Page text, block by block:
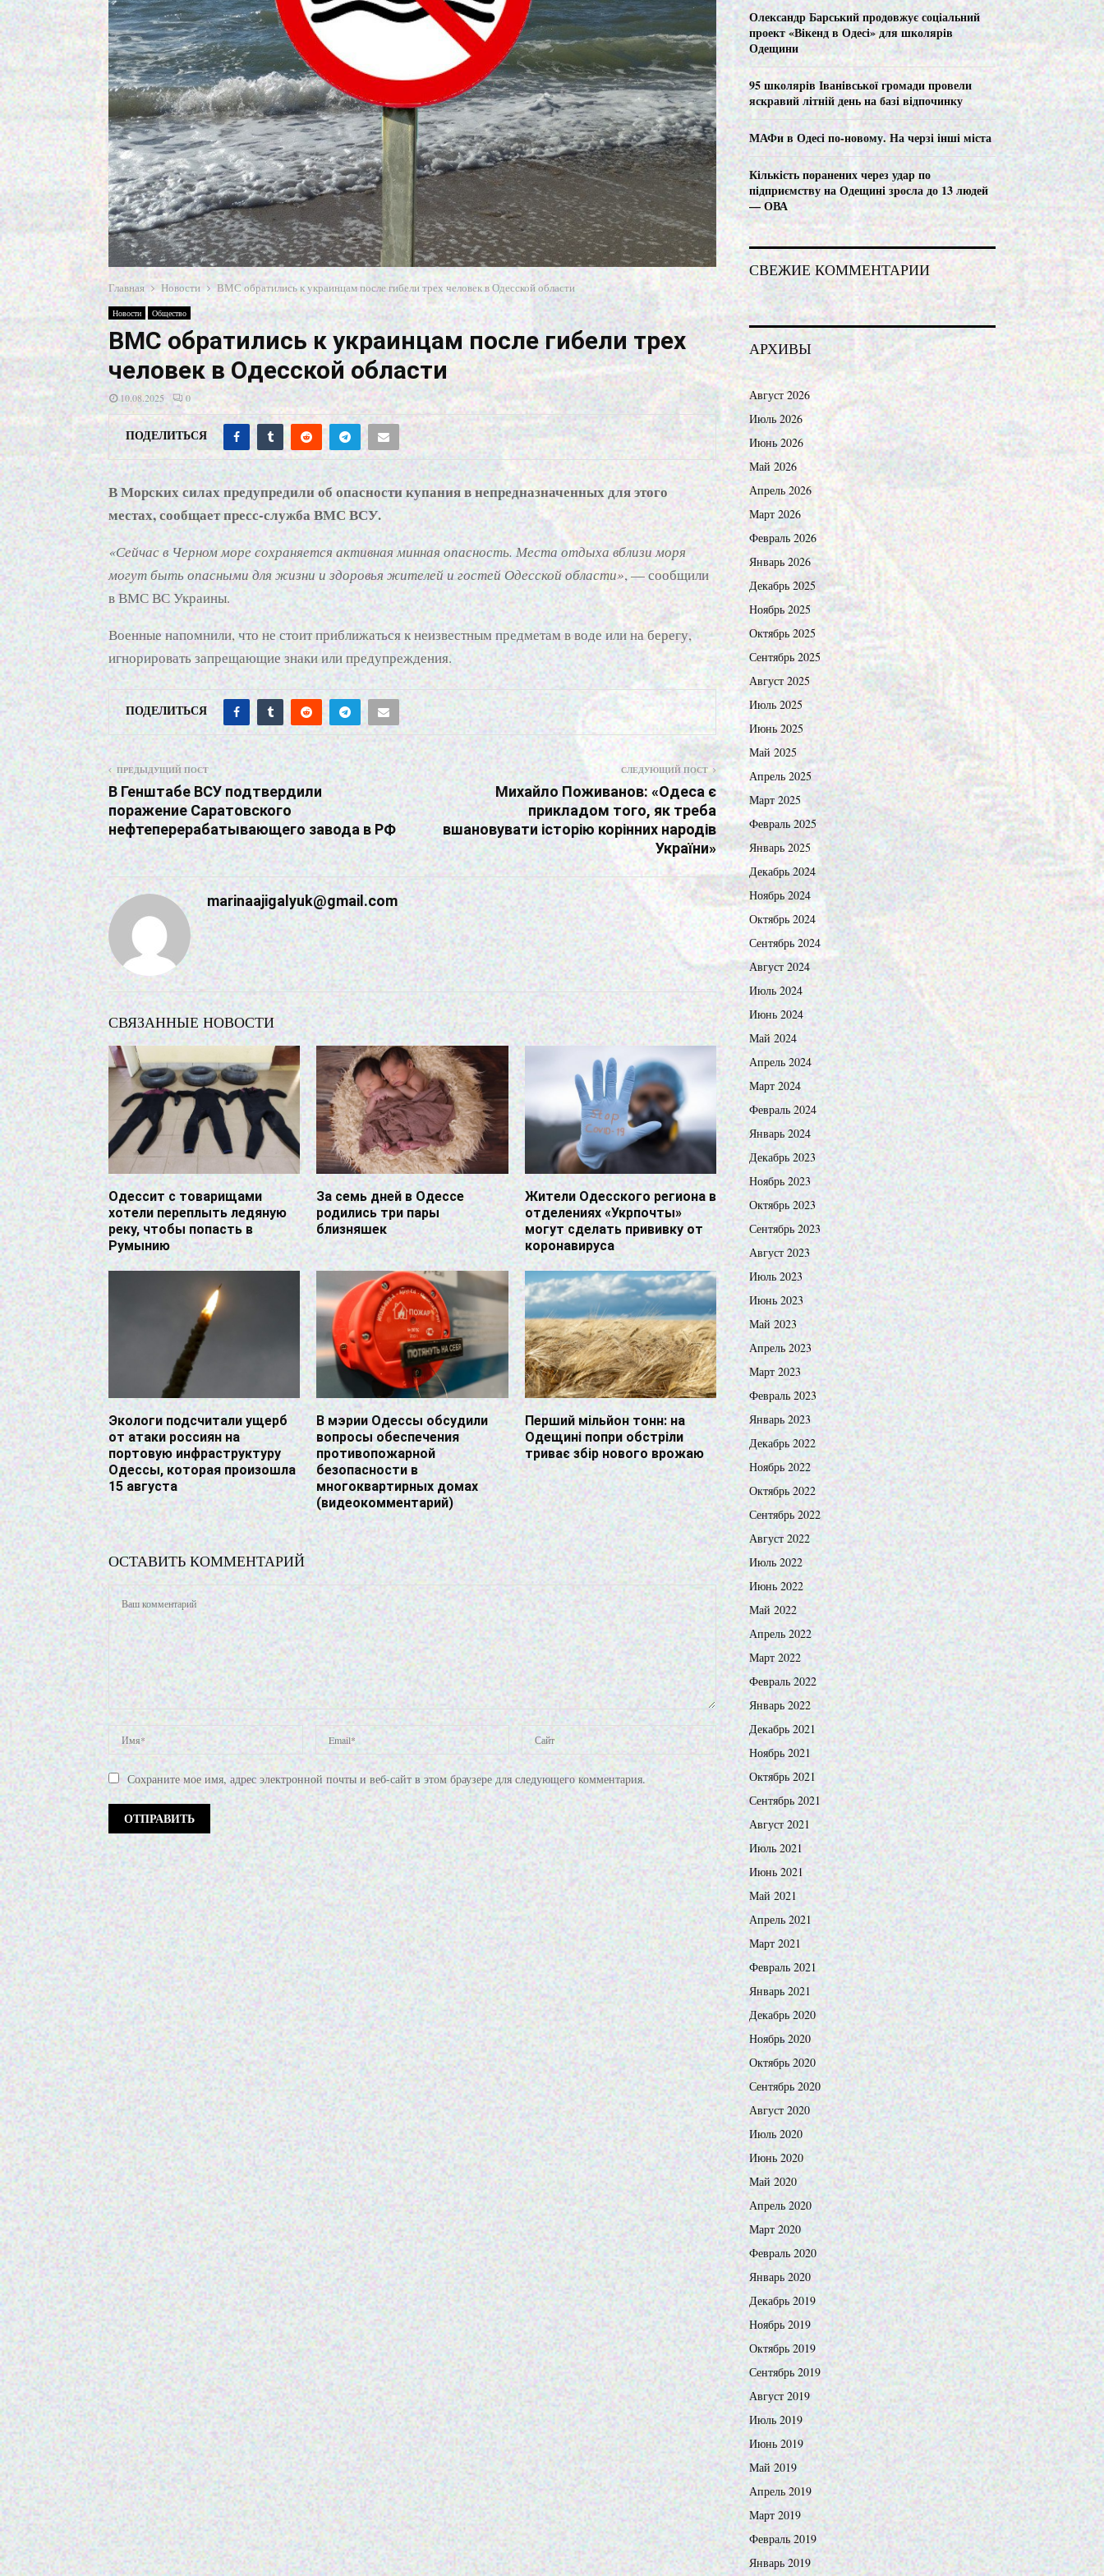
Главная Новости ВМС обратились к украинцам после гибели трех человек в Одесской области
Новости Общество
ВМС обратились к украинцам после гибели трех
человек в Одесской области
10.08.2025 0
ПОДЕЛИТЬСЯ
В Морских силах предупредили об опасности купания в непредназначенных для этого
местах, сообщает пресс-служба ВМС ВСУ.
«Сейчас в Черном море сохраняется активная минная опасность. Места отдыха вблизи моря
могут быть опасными для жизни и здоровья жителей и гостей Одесской области», — сообщили
в ВМС ВС Украины.
Военные напомнили, что не стоит приближаться к неизвестным предметам в воде или на берегу,
игнорировать запрещающие знаки или предупреждения.
ПОДЕЛИТЬСЯ
ПРЕДЫДУЩИЙ ПОСТ
В Генштабе ВСУ подтвердили
поражение Саратовского
нефтеперерабатывающего завода в РФ
СЛЕДУЮЩИЙ ПОСТ
Михайло Поживанов: «Одеса є
прикладом того, як треба
вшановувати історію корінних народів
України»
marinaajigalyuk@gmail.com
СВЯЗАННЫЕ НОВОСТИ
Одессит с товарищами
хотели переплыть ледяную
реку, чтобы попасть в
Румынию
За семь дней в Одессе
родились три пары
близняшек
Жители Одесского региона в
отделениях «Укрпочты»
могут сделать прививку от
коронавируса
Экологи подсчитали ущерб
от атаки россиян на
портовую инфраструктуру
Одессы, которая произошла
15 августа
В мэрии Одессы обсудили
вопросы обеспечения
противопожарной
безопасности в
многоквартирных домах
(видеокомментарий)
Перший мільйон тонн: на
Одещині попри обстріли
триває збір нового врожаю
ОСТАВИТЬ КОММЕНТАРИЙ
Сохраните мое имя, адрес электронной почты и веб-сайт в этом браузере для следующего комментария.
C
H
Олександр Барський продовжує соціальний
проект «Вікенд в Одесі» для школярів
Одещини
95 школярів Іванівської громади провели
яскравий літній день на базі відпочинку
МАФи в Одесі по-новому. На черзі інші міста
Кількість поранених через удар по
підприємству на Одещині зросла до 13 людей
— ОВА
СВЕЖИЕ КОММЕНТАРИИ
АРХИВЫ
Август 2026
Июль 2026
Июнь 2026
Май 2026
Апрель 2026
Март 2026
Февраль 2026
Январь 2026
Декабрь 2025
Ноябрь 2025
Октябрь 2025
Сентябрь 2025
Август 2025
Июль 2025
Июнь 2025
Май 2025
Апрель 2025
Март 2025
Февраль 2025
Январь 2025
Декабрь 2024
Ноябрь 2024
Октябрь 2024
Сентябрь 2024
Август 2024
Июль 2024
Июнь 2024
Май 2024
Апрель 2024
Март 2024
Февраль 2024
Январь 2024
Декабрь 2023
Ноябрь 2023
Октябрь 2023
Сентябрь 2023
Август 2023
Июль 2023
Июнь 2023
Май 2023
Апрель 2023
Март 2023
Февраль 2023
Январь 2023
Декабрь 2022
Ноябрь 2022
Октябрь 2022
Сентябрь 2022
Август 2022
Июль 2022
Июнь 2022
Май 2022
Апрель 2022
Март 2022
Февраль 2022
Январь 2022
Декабрь 2021
Ноябрь 2021
Октябрь 2021
Сентябрь 2021
Август 2021
Июль 2021
Июнь 2021
Май 2021
Апрель 2021
Март 2021
Февраль 2021
Январь 2021
Декабрь 2020
Ноябрь 2020
Октябрь 2020
Сентябрь 2020
Август 2020
Июль 2020
Июнь 2020
Май 2020
Апрель 2020
Март 2020
Февраль 2020
Январь 2020
Декабрь 2019
Ноябрь 2019
Октябрь 2019
Сентябрь 2019
Август 2019
Июль 2019
Июнь 2019
Май 2019
Апрель 2019
Март 2019
Февраль 2019
Январь 2019